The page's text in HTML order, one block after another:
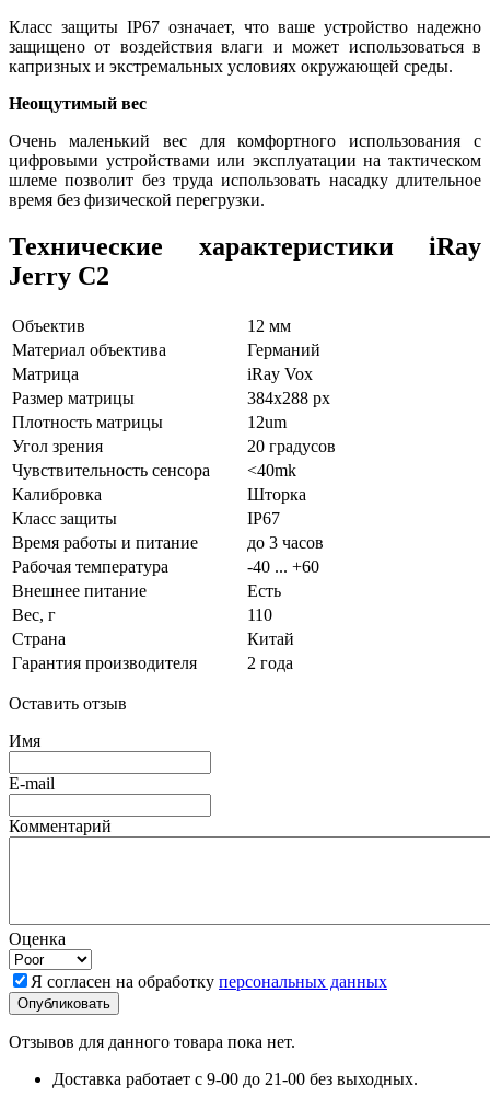
Класс защиты IP67 означает, что ваше устройство надежно
защищено от воздействия влаги и может использоваться в
капризных и экстремальных условиях окружающей среды.
Неощутимый вес
Очень маленький вес для комфортного использования с
цифровыми устройствами или эксплуатации на тактическом
шлеме позволит без труда использовать насадку длительное
время без физической перегрузки.
Технические характеристики iRay
Jerry C2
Объектив
12 мм
Материал объектива
Германий
Матрица
iRay Vox
Размер матрицы
384x288 px
Плотность матрицы
12um
Угол зрения
20 градусов
Чувствительность сенсора
<40mk
Калибровка
Шторка
Класс защиты
IP67
Время работы и питание
до 3 часов
Рабочая температура
-40 ... +60
Внешнее питание
Есть
Вес, г
110
Страна
Китай
Гарантия производителя
2 года
Оставить отзыв
Имя
E-mail
Комментарий
Оценка
Я согласен на обработку персональных данных
Отзывов для данного товара пока нет.
Доставка работает с 9-00 до 21-00 без выходных.